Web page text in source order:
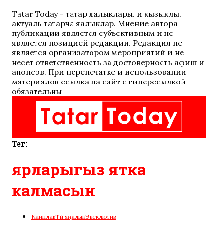
Tatar Today - татар яңалыклары. иң кызыклы,
актуаль татарча яңалыклар. Мнение автора
публикации является субъективным и не
является позицией редакции. Редакция не
является организатором мероприятий и не
несет ответственность за достоверность афиш и
анонсов. При перепечатке и использовании
материалов ссылка на сайт с гиперссылкой
обязательны
Тег:
ярларыгыз ятка
калмасын
КлипларТөп яңалыкЭксклюзив